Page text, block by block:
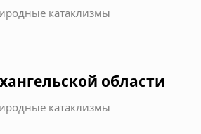
катаклизмы
области
катаклизмы